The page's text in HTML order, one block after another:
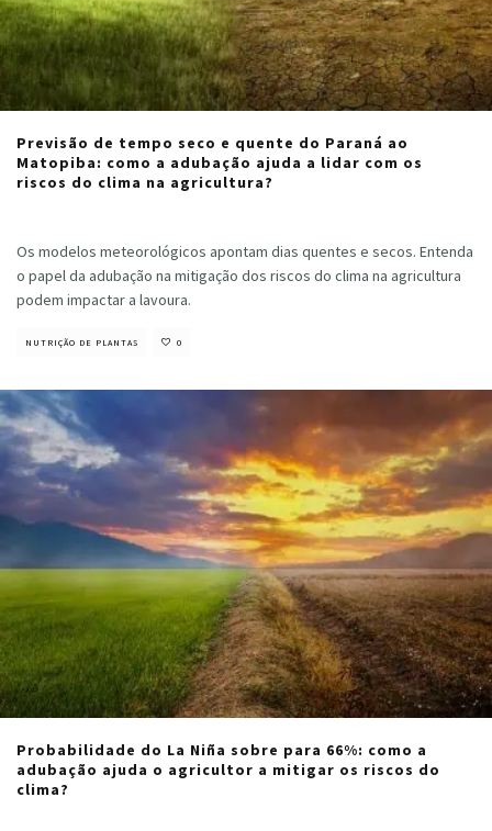
Previsão de tempo seco e quente do Paraná ao
Matopiba: como a adubação ajuda a lidar com os
riscos do clima na agricultura?
Os modelos meteorológicos apontam dias quentes e secos. Entenda
o papel da adubação na mitigação dos riscos do clima na agricultura
podem impactar a lavoura.
NUTRIÇÃO DE PLANTAS 0
Probabilidade do La Niña sobre para 66%: como a
adubação ajuda o agricultor a mitigar os riscos do
clima?